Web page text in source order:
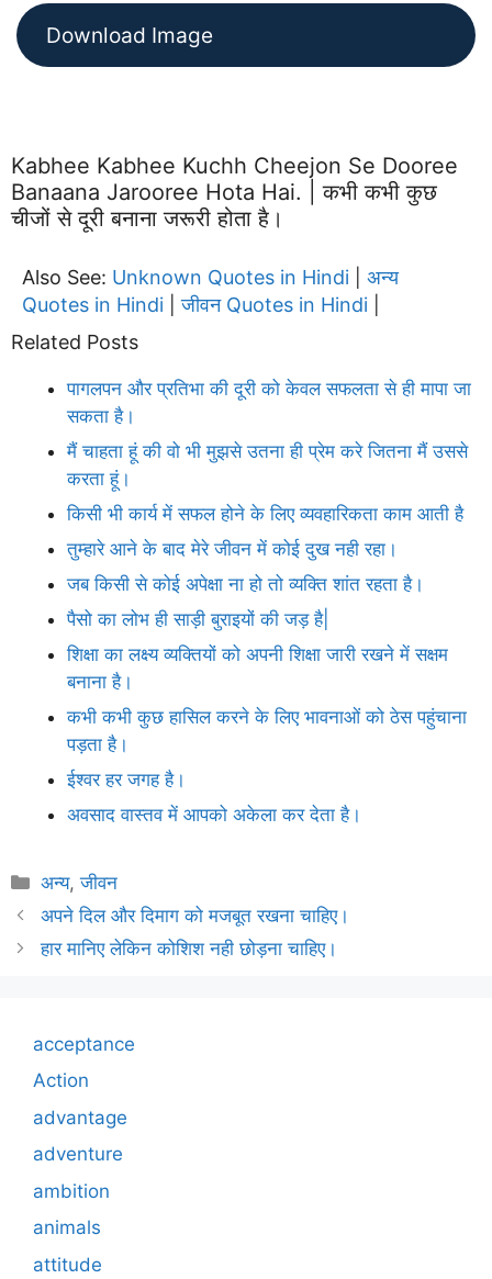
Download Image
Kabhee Kabhee Kuchh Cheejon Se Dooree
Banaana Jarooree Hota Hai. | कभी कभी कुछ
चीजों से दूरी बनाना जरूरी होता है।
Also See: Unknown Quotes in Hindi
अन्य
Quotes in Hindi |जीवन Quotes in Hindi
Related Posts
पागलपन और प्रतिभा की दूरी को केवल सफलता से ही मापा जा
सकता है।
मैं चाहता हूं की वो भी मुझसे उतना ही प्रेम करे जितना मैं उससे
करता हूं।
किसी भी कार्य में सफल होने के लिए व्यवहारिकता काम आती है
तुम्हारे आने के बाद मेरे जीवन में कोई दुख नही रहा।
जब किसी से कोई अपेक्षा ना हो तो व्यक्ति शांत रहता है।
पैसो का लोभ ही साड़ी बुराइयों की जड़ है|
शिक्षा का लक्ष्य व्यक्तियों को अपनी शिक्षा जारी रखने में सक्षम
बनाना है।
कभी कभी कुछ हासिल करने के लिए भावनाओं को ठेस पहुंचाना
पड़ता है।
ईश्वर हर जगह है।
अवसाद वास्तव में आपको अकेला कर देता है।
Categories
अन्य,जीवन
अपने दिल और दिमाग को मजबूत रखना चाहिए।
हार मानिए लेकिन कोशिश नही छोड़ना चाहिए।
acceptance
Action
advantage
adventure
ambition
animals
attitude